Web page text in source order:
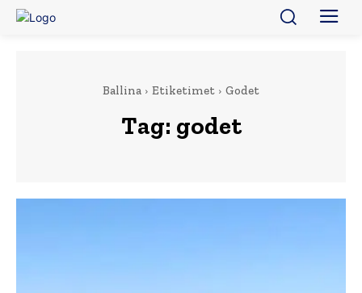
Ballina Etiketimet Godet
Tag: godet